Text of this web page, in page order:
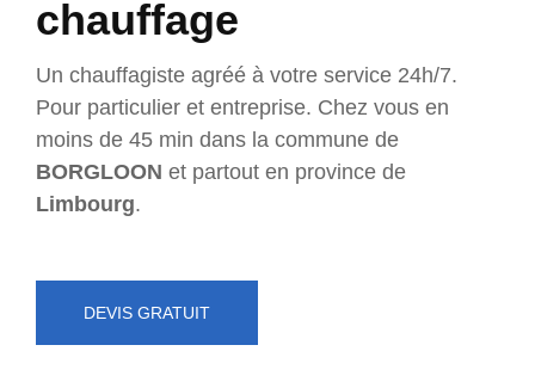
chauffage
Un chauffagiste agréé à votre service 24h/7.
Pour particulier et entreprise. Chez vous en
moins de 45 min dans la commune de
BORGLOON et partout en province de
Limbourg.
DEVIS GRATUIT